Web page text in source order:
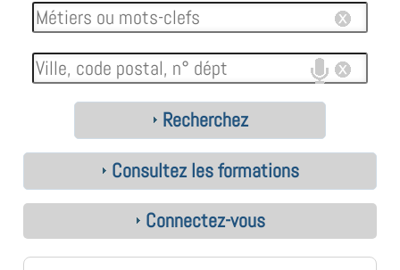
Recherchez
Consultez les formations
Connectez-vous